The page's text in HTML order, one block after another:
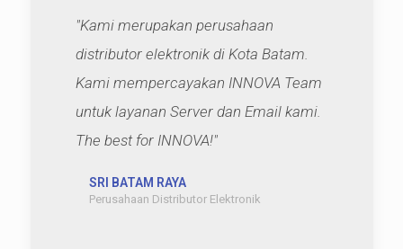
"Kami merupakan perusahaan
distributor elektronik di Kota Batam.
Kami mempercayakan INNOVA Team
untuk layanan Server dan Email kami.
The best for INNOVA!"
SRI BATAM RAYA
Perusahaan Distributor Elektronik